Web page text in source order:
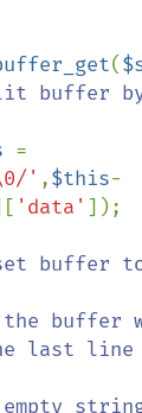
(
buffer
' ,$this-
'data' ]);
buffer
last